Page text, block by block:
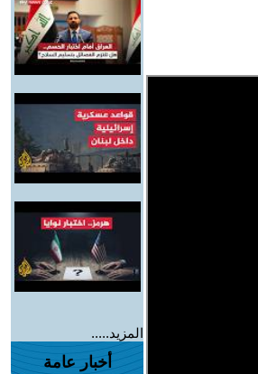
المزيد.....
أخبار عامة